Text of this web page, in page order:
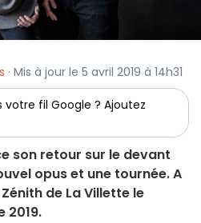
· Mis à jour le 5 avril 2019 à 14h31
votre fil Google ? Ajoutez
son retour sur le devant
opus et une tournée. A
de La Villette le
2019.